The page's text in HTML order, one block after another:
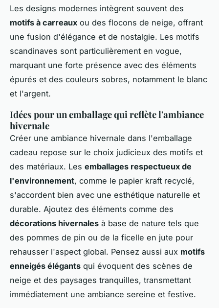
Les designs modernes intègrent souvent des
motifs à carreaux ou des flocons de neige, offrant
une fusion d'élégance et de nostalgie. Les motifs
scandinaves sont particulièrement en vogue,
marquant une forte présence avec des éléments
épurés et des couleurs sobres, notamment le blanc
et l'argent.
Idées pour un emballage qui reflète l'ambiance
hivernale
Créer une ambiance hivernale dans l'emballage
cadeau repose sur le choix judicieux des motifs et
des matériaux. Les emballages respectueux de
l'environnement, comme le papier kraft recyclé,
s'accordent bien avec une esthétique naturelle et
durable. Ajoutez des éléments comme des
décorations hivernales à base de nature tels que
des pommes de pin ou de la ficelle en jute pour
rehausser l'aspect global. Pensez aussi aux motifs
enneigés élégants qui évoquent des scènes de
neige et des paysages tranquilles, transmettant
immédiatement une ambiance sereine et festive.